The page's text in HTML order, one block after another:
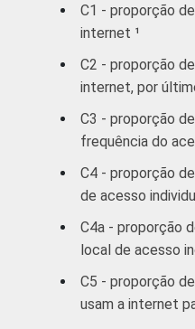
De
De
De
60
C1 - proporção
internet ¹
C2 - proporção
internet, por
C3 - proporção
frequência do
C4 - proporção
de acesso
C4a - proporção
local de acesso
C5 - proporção
usam a internet